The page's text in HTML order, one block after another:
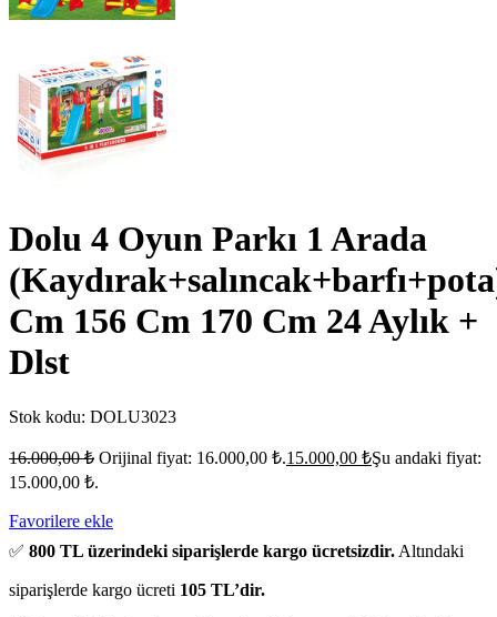
Dolu 4 Oyun Parkı 1 Arada
Cm 156 Cm 170 Cm 24 Aylık +
Dlst
Stok kodu: DOLU3023
16.000,00₺ Orijinal fiyat: 16.000,00 ₺.15.000,00 ₺Şu andaki fiyat:
15.000,00 ₺.
Favorilere ekle
✅ 800 TL üzerindeki siparişlerde kargo ücretsizdir. Altındaki
siparişlerde kargo ücreti 105 TL’dir.